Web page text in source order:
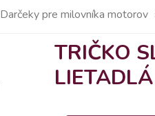
Darčeky pre milovníka motorov
TRIČKO
LIETADLÁ